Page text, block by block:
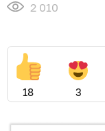
2 010
18 3